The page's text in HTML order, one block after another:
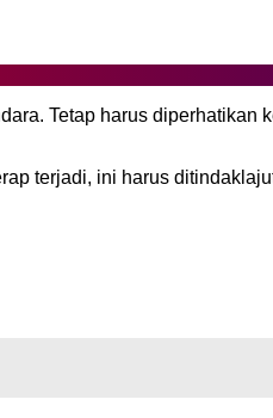
Tetap harus diperhatikan
terjadi, ini harus